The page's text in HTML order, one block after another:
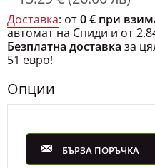
Доставка : от0 € при
автомат на Спиди и от
Безплатна доставка за
51 евро!